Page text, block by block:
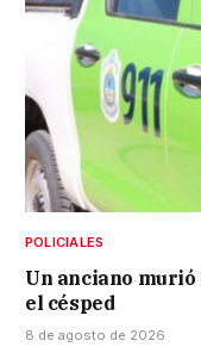
POLICIALES
Un anciano
el césped
8 de agosto de 2026